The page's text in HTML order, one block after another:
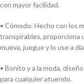
con mayor facilidad.
• Cómodo: Hecho con los
transpirables, proporciona
mueva, juegue y lo use a
• Bonito y a la moda,
para cualquier atuendo.